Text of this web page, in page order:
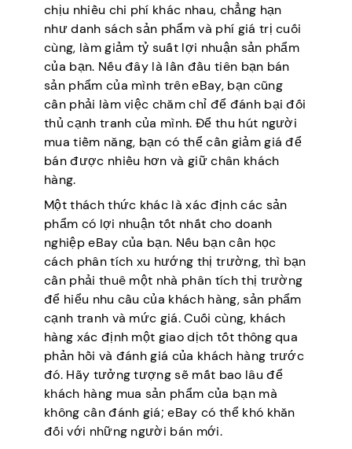
chịu nhiều chi phí khác nhau, chẳng hạn
như danh sách sản phẩm và phí giá trị cuối
cùng, làm giảm tỷ suất lợi nhuận sản phẩm
của bạn. Nếu đây là lần đầu tiên bạn bán
sản phẩm của mình trên eBay, bạn cũng
cần phải làm việc chăm chỉ để đánh bại đối
thủ cạnh tranh của mình. Để thu hút người
mua tiềm năng, bạn có thể cần giảm giá để
bán được nhiều hơn và giữ chân khách
hàng.
Một thách thức khác là xác định các sản
phẩm có lợi nhuận tốt nhất cho doanh
nghiệp eBay của bạn. Nếu bạn cần học
cách phân tích xu hướng thị trường, thì bạn
cần phải thuê một nhà phân tích thị trường
để hiểu nhu cầu của khách hàng, sản phẩm
cạnh tranh và mức giá. Cuối cùng, khách
hàng xác định một giao dịch tốt thông qua
phản hồi và đánh giá của khách hàng trước
đó. Hãy tưởng tượng sẽ mất bao lâu để
khách hàng mua sản phẩm của bạn mà
không cần đánh giá; eBay có thể khó khăn
đối với những người bán mới.